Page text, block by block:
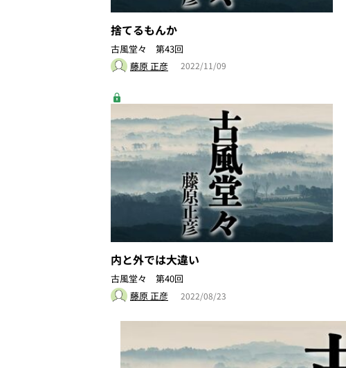
捨てるもんか
古風堂々 第43回
藤原 正彦
2022/11/09
内と外では大違い
古風堂々 第40回
藤原 正彦
2022/08/23